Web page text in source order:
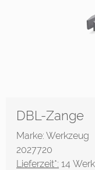
DBL-Zange
Marke: Werkzeug
2027720
Lieferzeit*: 14